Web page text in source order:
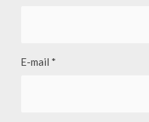
E-mail *